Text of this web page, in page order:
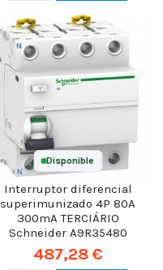
Disponible
Interruptor diferencial
superimunizado 4P 80A
300mA TERCIÁRIO
Schneider A9R35480
487,28 €